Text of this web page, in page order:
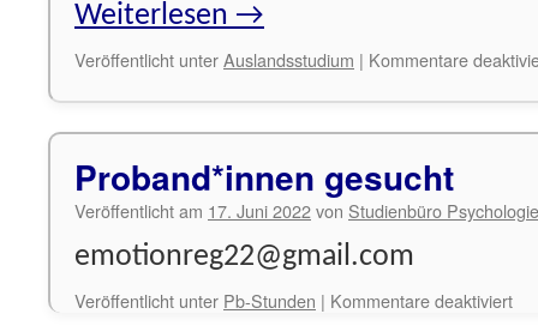
Weiterlesen →
Veröffentlicht unterAuslandsstudium | Kommentare
Proband*innen gesucht
Veröffentlicht am 17. Juni 2022von Studienbüro Psychologie
emotionreg22@gmail.com
Veröffentlicht unter Pb-Stunden | Kommentare deaktiviertfür